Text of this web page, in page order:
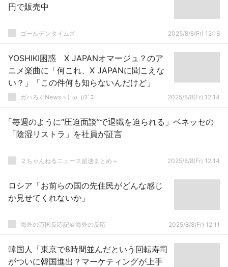
円で販売中
ゴールデンタイムズ 2025/8/8(Fr) 12:18
YOSHIKI困惑 X JAPANオマージュ？のア
ニメ楽曲に「何これ、X JAPANに聞こえな
い？」「この件何も知らないんだけど」
ガハろぐNewsヽ(･ω･)/ｽﾞｺｰ 2025/8/8(Fr) 12:14
「毎週のように“圧迫面談”で退職を迫られる」ベネッセの
「陰湿リストラ」を社員が証言
２ちゃんねるニュース超速まとめ＋ 2025/8/8(Fr) 12:14
ロシア「お前らの国の先住民がどんな感じ
か見せてくれないか」
海外の万国反応記＠海外の反応 2025/8/8(Fr) 12:11
韓国人「東京で8時間並んだという回転寿司
がついに韓国進出？マーケティングが上手